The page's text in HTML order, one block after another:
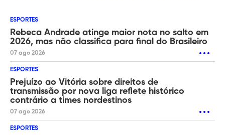
ESPORTES
Rebeca Andrade atinge maior nota no salto em
2026, mas não classifica para final do Brasileiro
07 ago 2026
ESPORTES
Prejuízo ao Vitória sobre direitos de
transmissão por nova liga reflete histórico
contrário a times nordestinos
07 ago 2026
ESPORTES